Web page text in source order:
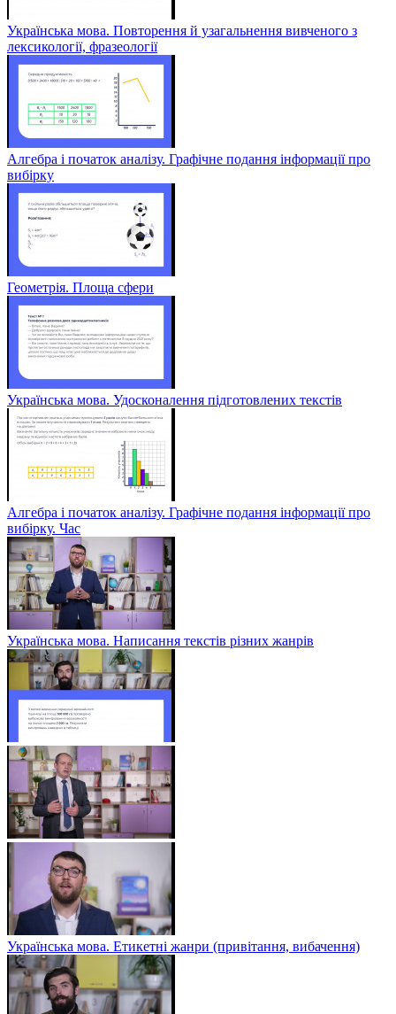
Українська мова. Повторення й узагальнення вивченого з
лексикології, фразеології
Алгебра і початок аналізу. Графічне подання інформації про
вибірку
Геометрія. Площа сфери
Українська мова. Удосконалення підготовлених текстів
Алгебра і початок аналізу. Графічне подання інформації про
вибірку. Час
Українська мова. Написання текстів різних жанрів
Українська мова. Етикетні жанри (привітання, вибачення)